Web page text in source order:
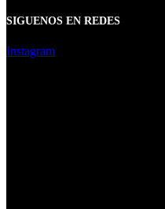
SIGUENOS EN REDES
Instagram